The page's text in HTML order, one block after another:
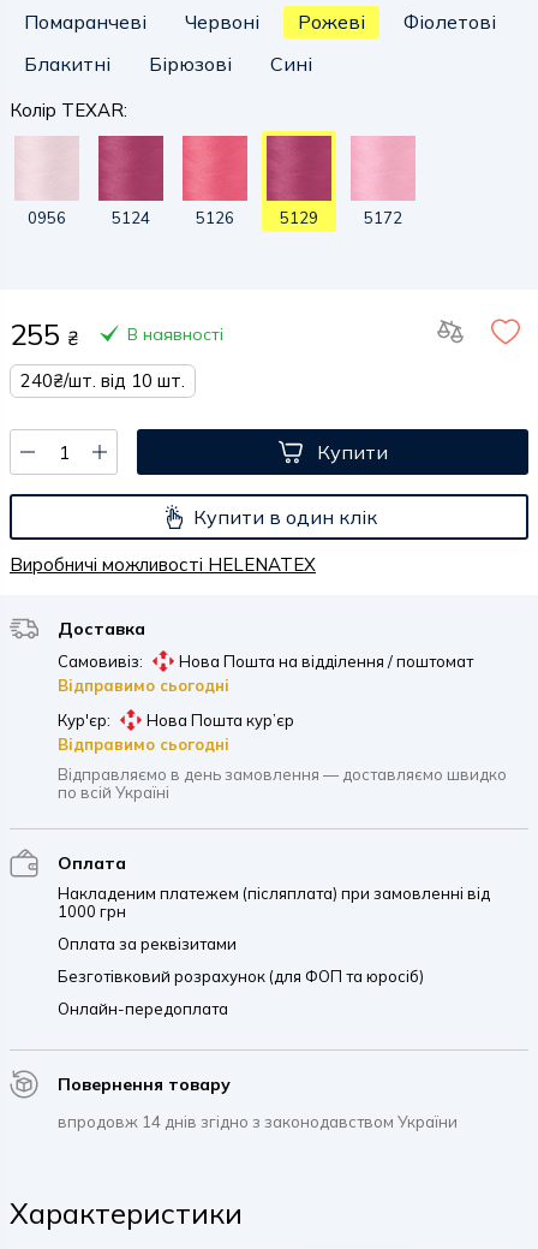
Помаранчеві
Червоні Рожеві
Фіолетові
Блакитні
Бірюзові Сині
Колір TEXAR:
0956 5124 5126 5129 5172
255 ₴ В наявності
240₴/шт. від 10 шт.
Купити
Купити в один клік
Виробничі можливості HELENATEX
Доставка
Самовивіз:
Нова Пошта на відділення / поштомат
Відправимо сьогодні
Кур'єр:
Нова Пошта кур’єр
Відправимо сьогодні
Відправляємо в день замовлення — доставляємо швидко
по всій Україні
Оплата
Накладеним платежем (післяплата) при замовленні від
1000 грн
Оплата за реквізитами
Безготівковий розрахунок (для ФОП та юросіб)
Онлайн-передоплата
Повернення товару
впродовж 14 днів згідно з законодавством України
Характеристики